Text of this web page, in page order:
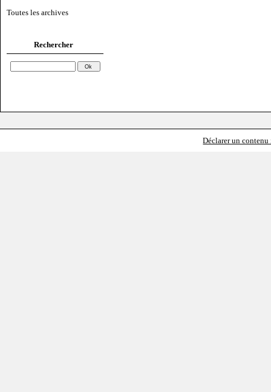
Toutes les archives
Rechercher
Déclarer un